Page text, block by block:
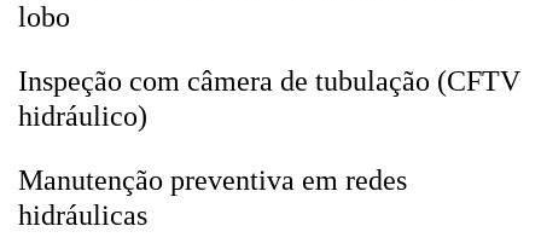
lobo
Inspeção com câmera de tubulação (CFTV
hidráulico)
Manutenção preventiva em redes
hidráulicas